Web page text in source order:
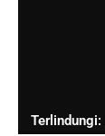
Terlindungi: